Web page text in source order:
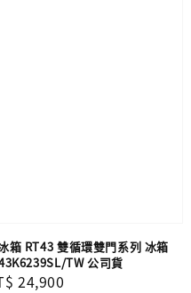
箱 RT43 雙循環雙門系列 冰箱
TW 公司貨
24,900